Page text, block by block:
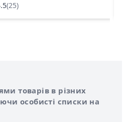
(25)
товарів в різних
особисті списки на